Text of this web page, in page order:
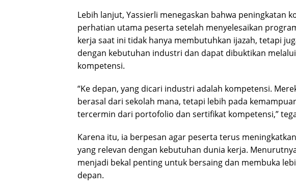
Lebih lanjut, Yassierli menegaskan bahwa peningkatan
perhatian utama peserta setelah menyelesaikan
kerja saat ini tidak hanya membutuhkan ijazah, tetapi
dengan kebutuhan industri dan dapat dibuktikan
kompetensi.
“Ke depan, yang dicari industri adalah kompetensi.
berasal dari sekolah mana, tetapi lebih pada
tercermin dari portofolio dan sertifikat kompetensi,”
Karena itu, ia berpesan agar peserta terus
yang relevan dengan kebutuhan dunia kerja.
menjadi bekal penting untuk bersaing dan membuka
depan.